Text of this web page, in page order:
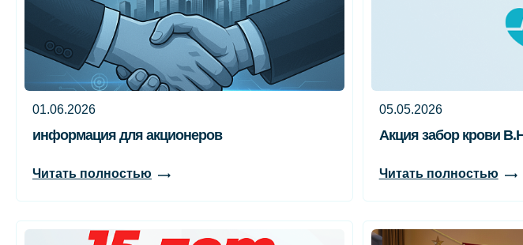
01.06.2026
информация для акционеров
Читать полностью
05.05.2026
Акция забор крови
Читать полностью